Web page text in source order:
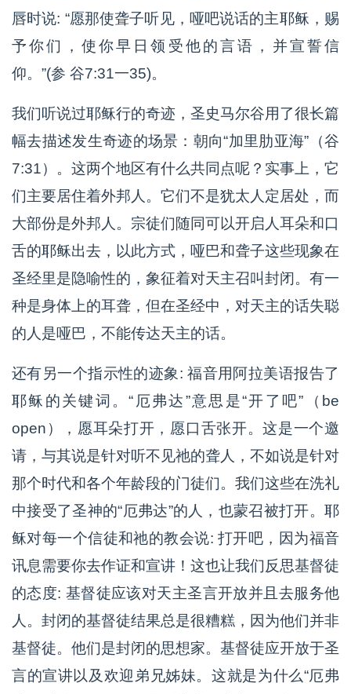
唇时说: “愿那使聋子听见，哑吧说话的主耶稣，赐
予你们，使你早日领受他的言语，并宣誓信
仰。”(参 谷7:31一35)。
我们听说过耶稣行的奇迹，圣史马尔谷用了很长篇
幅去描述发生奇迹的场景：朝向“加里肋亚海”（谷
7:31）。这两个地区有什么共同点呢？实事上，它
们主要居住着外邦人。它们不是犹太人定居处，而
大部份是外邦人。宗徒们随同可以开启人耳朵和口
舌的耶稣出去，以此方式，哑巴和聋子这些现象在
圣经里是隐喻性的，象征着对天主召叫封闭。有一
种是身体上的耳聋，但在圣经中，对天主的话失聪
的人是哑巴，不能传达天主的话。
还有另一个指示性的迹象: 福音用阿拉美语报告了
耶稣的关键词。“厄弗达”意思是“开了吧”（be
open），愿耳朵打开，愿口舌张开。这是一个邀
请，与其说是针对听不见祂的聋人，不如说是针对
那个时代和各个年龄段的门徒们。我们这些在洗礼
中接受了圣神的“厄弗达”的人，也蒙召被打开。耶
稣对每一个信徒和祂的教会说: 打开吧，因为福音
讯息需要你去作证和宣讲！这也让我们反思基督徒
的态度: 基督徒应该对天主圣言开放并且去服务他
人。封闭的基督徒结果总是很糟糕，因为他们并非
基督徒。他们是封闭的思想家。基督徒应开放于圣
言的宣讲以及欢迎弟兄姊妹。这就是为什么“厄弗